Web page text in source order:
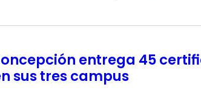
entrega 45
sus tres campus